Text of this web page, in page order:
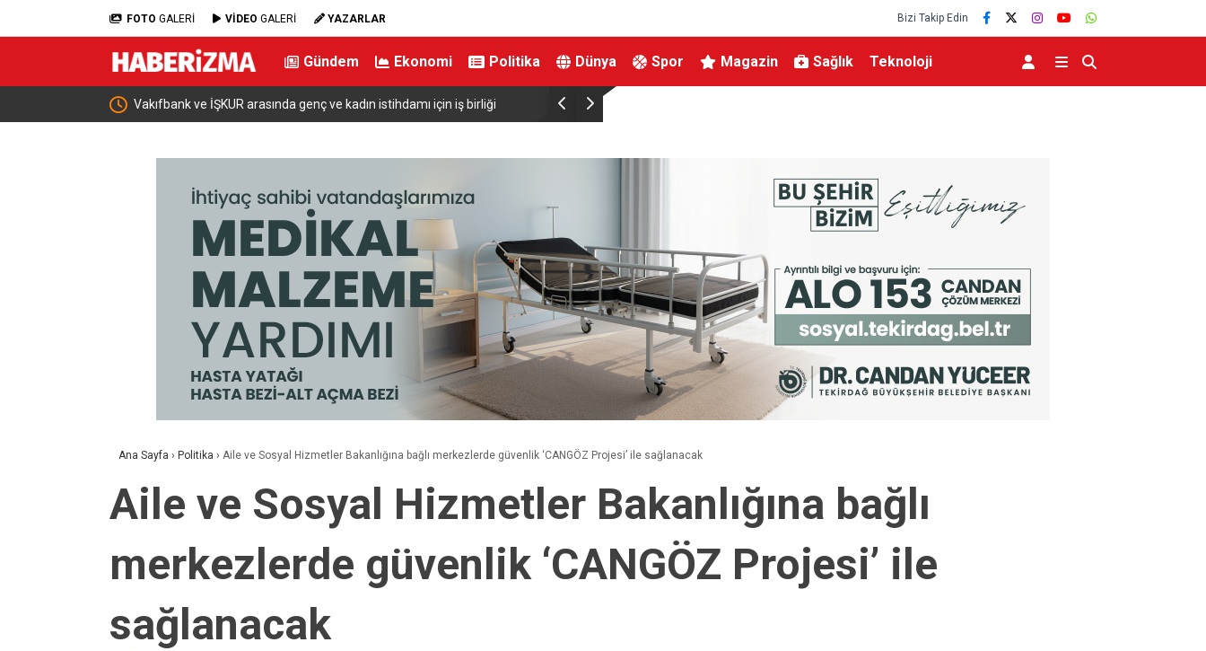
FOTO GALERİ VİDEO GALERİ YAZARLAR Bizi Takip Edin
Gündem Ekonomi Politika Dünya Spor Magazin Sağlık Teknoloji
Bakan Şimşek: “Batman’da muazzam bir hizmet fırtınası var” Resul Dindar ve Ümit Yaşar, Kastamonu’da binlerce vatandaşa
Ana Sayfa › Politika › Aile ve Sosyal Hizmetler Bakanlığına bağlı merkezlerde güvenlik ‘CANGÖZ Projesi’ ile sağlanacak
Aile ve Sosyal Hizmetler Bakanlığına bağlı
merkezlerde güvenlik ‘CANGÖZ Projesi’ ile
sağlanacak